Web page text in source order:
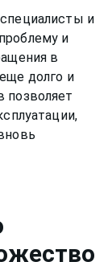
и
и
в
долго и
позволяет